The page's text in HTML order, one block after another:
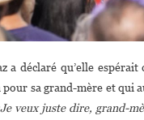
a déclaré qu’elle
sa grand-mère et qui
veux juste dire, grand-